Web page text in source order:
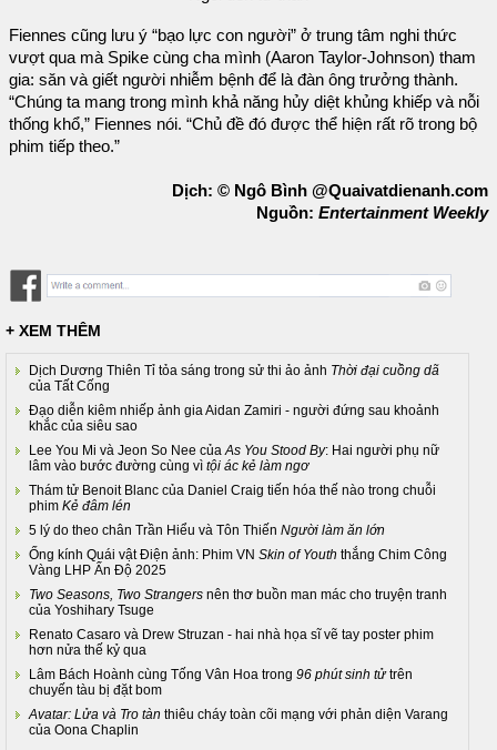
Fiennes cũng lưu ý “bạo lực con người” ở trung tâm nghi thức
vượt qua mà Spike cùng cha mình (Aaron Taylor-Johnson) tham
gia: săn và giết người nhiễm bệnh để là đàn ông trưởng thành.
“Chúng ta mang trong mình khả năng hủy diệt khủng khiếp và nỗi
thống khổ,” Fiennes nói. “Chủ đề đó được thể hiện rất rõ trong bộ
phim tiếp theo.”
Dịch: © Ngô Bình @Quaivatdienanh.com
Nguồn: Entertainment Weekly
+ XEM THÊM
Dịch Dương Thiên Tỉ tỏa sáng trong sử thi ảo ảnh Thời đại cuồng dã
của Tất Cống
Đạo diễn kiêm nhiếp ảnh gia Aidan Zamiri - người đứng sau khoảnh
khắc của siêu sao
Lee You Mi và Jeon So Nee của As You Stood By: Hai người phụ nữ
lâm vào bước đường cùng vì tội ác kẻ làm ngơ
Thám tử Benoit Blanc của Daniel Craig tiến hóa thế nào trong chuỗi
phim Kẻ đâm lén
5 lý do theo chân Trần Hiểu và Tôn Thiến Người làm ăn lớn
Ống kính Quái vật Điện ảnh: Phim VN Skin of Youth thắng Chim Công
Vàng LHP Ấn Độ 2025
Two Seasons, Two Strangers nên thơ buồn man mác cho truyện tranh
của Yoshihary Tsuge
Renato Casaro và Drew Struzan - hai nhà họa sĩ vẽ tay poster phim
hơn nửa thế kỷ qua
Lâm Bách Hoành cùng Tống Vân Hoa trong 96 phút sinh tửtrên
chuyến tàu bị đặt bom
Avatar: Lửa và Tro tàn thiêu cháy toàn cõi mạng với phản diện Varang
của Oona Chaplin